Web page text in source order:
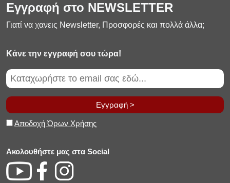
Εγγραφή στο NEWSLETTER
Γιατί να χανεις Newsletter, Προσφορές και πολλά άλλα;
Κάνε την εγγραφή σου τώρα!
Εγγραφή >
Αποδοχή Όρων Χρήσης
Ακολουθήστε μας στα Social